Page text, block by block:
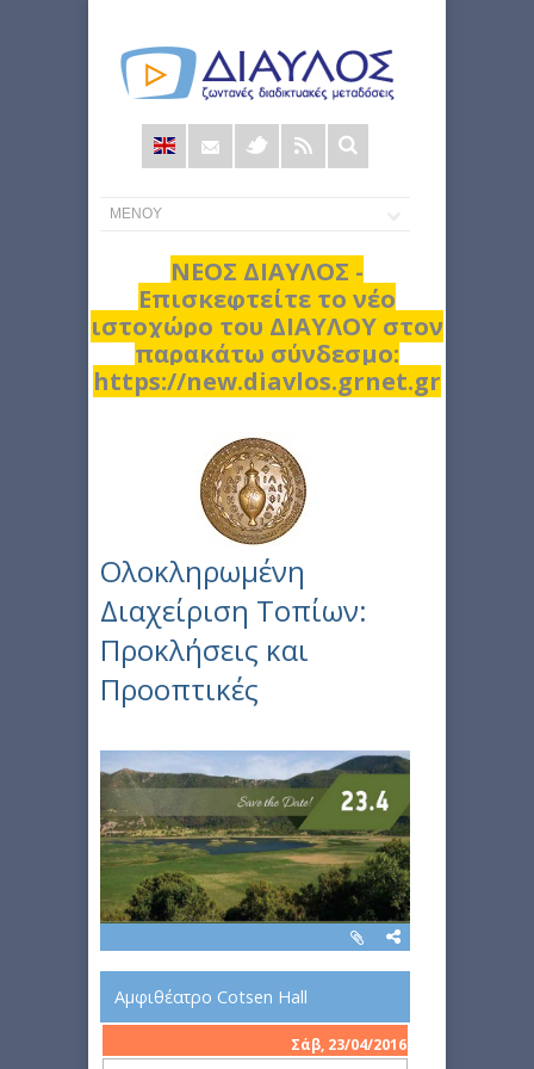
Φόρμα
αναζήτησης
ΝΕΟΣ ΔΙΑΥΛΟΣ -
Επισκεφτείτε το νέο
ιστοχώρο του ΔΙΑΥΛΟΥ στον
παρακάτω σύνδεσμο:
https://new.diavlos.grnet.gr
Ολοκληρωμένη
Διαχείριση Τοπίων:
Προκλήσεις και
Προοπτικές
Αμφιθέατρο Cotsen Hall
Σάβ, 23/04/2016